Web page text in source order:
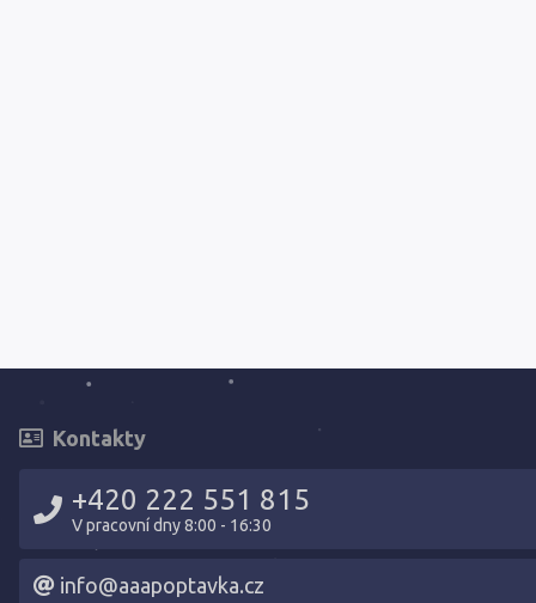
Kontakty
+420 222 551 815
V pracovní dny 8:00 - 16:30
info@aaapoptavka.cz